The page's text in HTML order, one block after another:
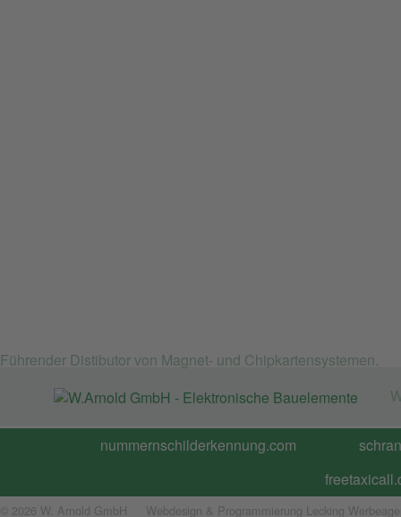
Führender Distibutor von Magnet- und Chipkartensystemen.
nummernschilderkennung.com
© 2026 W. Arnold GmbH Webdesign & Programmierung Lecking